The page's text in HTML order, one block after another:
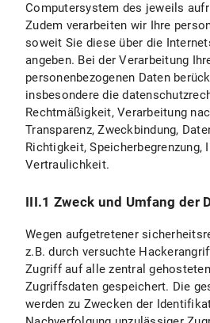
Computersystem des jeweils
Zudem verarbeiten wir Ihre
soweit Sie diese über die
angeben. Bei der Verarbeitung
personenbezogenen Daten
insbesondere die
Rechtmäßigkeit, Verarbeitung
Transparenz, Zweckbindung,
Richtigkeit, Speicherbegrenzung,
Vertraulichkeit.
III.1 Zweck und Umfang der
Wegen aufgetretener
z.B. durch versuchte
Zugriff auf alle zentral
Zugriffsdaten gespeichert. Die
werden zu Zwecken der